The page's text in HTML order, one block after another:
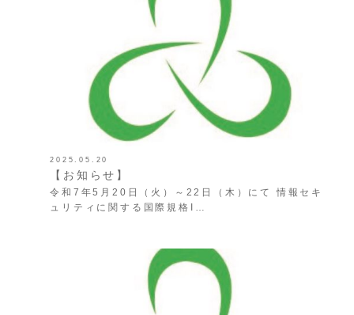
2025.05.20
【お知らせ】
令和7年5月20日（火）～22日（木）にて 情報セキ
ュリティに関する国際規格I…